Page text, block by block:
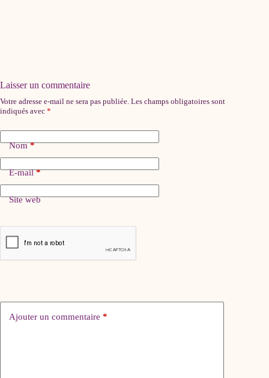
Laisser un commentaire
Votre adresse e-mail ne sera pas publiée. Les champs obligatoires sont
indiqués avec *
Nom*
E-mail*
Site web
Ajouter un commentaire *